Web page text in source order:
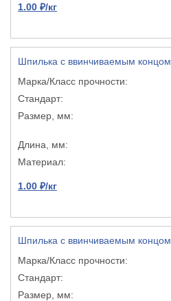
1.00 ₽/кг
Шпилька с ввинчиваемым концом
1.00 ₽/кг
Шпилька с ввинчиваемым концом